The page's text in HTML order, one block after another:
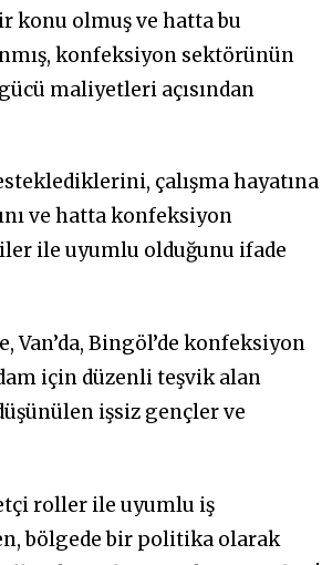
konu olmuş ve hatta bu
konfeksiyon sektörünün
maliyetleri açısından
çalışma hayatına
ve hatta konfeksiyon
ile uyumlu olduğunu ifade
Van’da, Bingöl’de konfeksiyon
için düzenli teşvik alan
işsiz gençler ve
roller ile uyumlu iş
bölgede bir politika olarak